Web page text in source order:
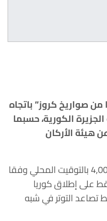
صواريخ كروز” باتجاه
الكورية، حسبما
هيئة الأركان
وحدثت عملية الإطلاق الساعة 4,00 بالتوقيت المحلي وفقا
على إطلاق كوريا
تصاعد التوتر في شبه